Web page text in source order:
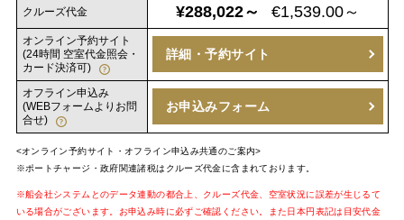
クルーズ代金 ¥288,022～ €1,539.00～
オンライン予約サイト
(24時間 空室代金照会・
カード決済可)
詳細・予約サイト
オフライン申込み
(WEBフォームよりお問
合せ)
お申込みフォーム
<オンライン予約サイト・オフライン申込み共通のご案内>
※ポートチャージ・政府関連諸税はクルーズ代金に含まれております。
※船会社システムとのデータ連動の都合上、クルーズ代金、空室状況に誤差が生じるて
いる場合がございます。お申込み時に必ずご確認ください。また日本円表記は目安代金